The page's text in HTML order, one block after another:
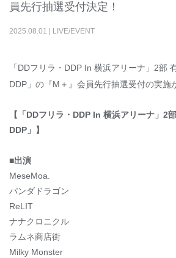
員先行抽選受付決定！
2025.08.01 LIVE/EVENT
「DDフリラ・DDP In 横浜アリーナ」2部
DDP」の『M＋』会員先行抽選受付の実施
【「DDフリラ・DDP In 横浜アリーナ」2
DDP」】
■出演
MeseMoa.
パンダドラゴン
ReLIT
ナナクロニクル
ラムネ商店街
Milky Monster